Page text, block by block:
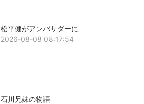
松平健がアンバサダーに
2026-08-08 08:17:54
石川兄妹の物語